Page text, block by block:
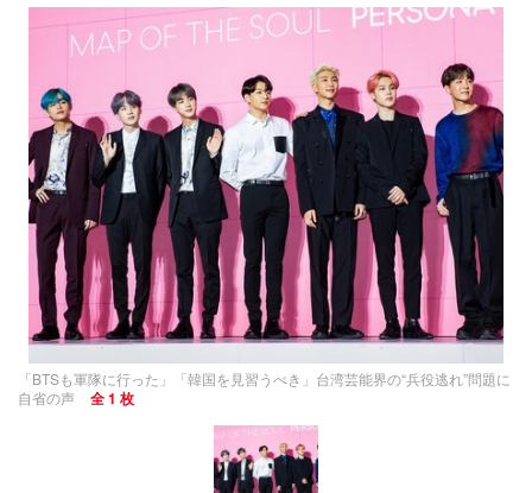
「BTSも軍隊に行った」「韓国を見習うべき」台湾芸能界の“兵役逃れ”問題に
自省の声
全 1 枚